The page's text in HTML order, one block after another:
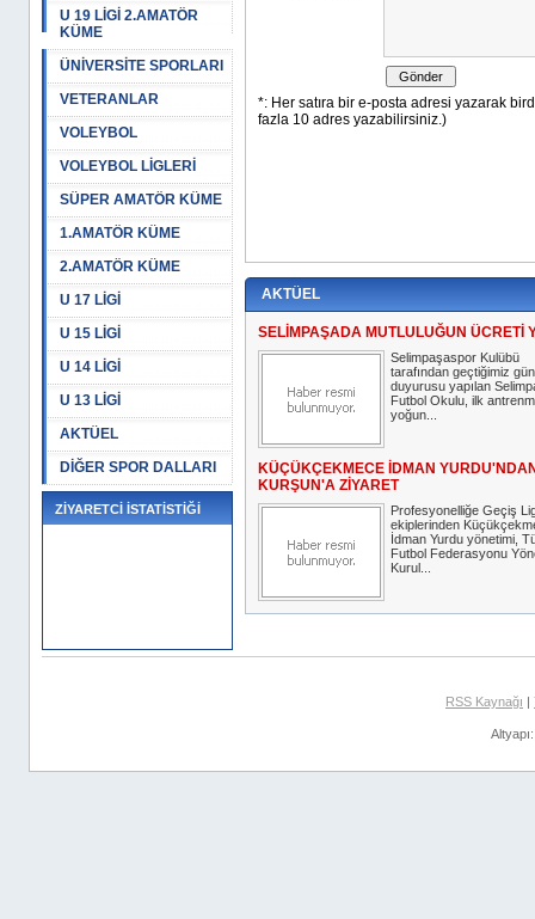
U 19 LİGİ 2.AMATÖR
KÜME
ÜNİVERSİTE SPORLARI
VETERANLAR
VOLEYBOL
VOLEYBOL LİGLERİ
SÜPER AMATÖR KÜME
1.AMATÖR KÜME
2.AMATÖR KÜME
U 17 LİGİ
U 15 LİGİ
U 14 LİGİ
U 13 LİGİ
AKTÜEL
DİĞER SPOR DALLARI
ZİYARETCİ İSTATİSTİĞİ
AKTÜEL
SELİMPAŞADA MUTLULUĞUN ÜCRETİ
Selimpaşaspor Kulübü
tarafından geçtiğimiz
duyurusu yapılan
Futbol Okulu, ilk
yoğun...
KÜÇÜKÇEKMECE İDMAN
KURŞUN'A ZİYARET
Profesyonelliğe Geçiş
ekiplerinden
İdman Yurdu yönetimi,
Futbol Federasyonu
Kurul...
RSS Kaynağı |